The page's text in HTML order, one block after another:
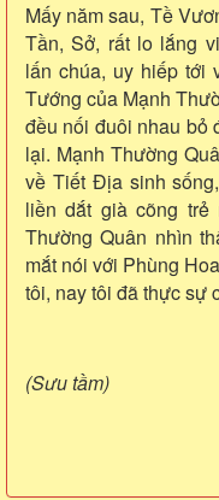
Mấy năm sau, Tề
Tần, Sở, rất lo lắng
lấn chúa, uy hiếp tới
Tướng của Mạnh
đều nối đuôi nhau bỏ
lại. Mạnh Thường
về Tiết Địa sinh
liền dắt già cõng trẻ
Thường Quân nhìn
mắt nói với Phùng
tôi, nay tôi đã thực sự
(Sưu tầm)